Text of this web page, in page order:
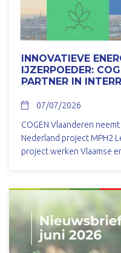
INNOVATIEVE
IJZERPOEDER:
PARTNER IN
07/07/2026
COGEN Vlaanderen
Nederland project MPH2
project werken Vlaamse